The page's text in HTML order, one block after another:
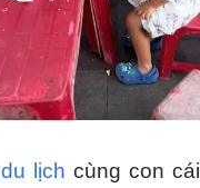
du lịch cùng con cái